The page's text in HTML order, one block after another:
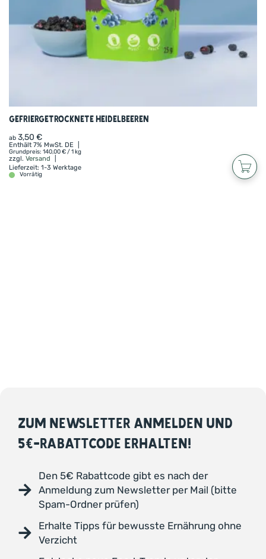
Gefriergetrocknete Heidelbeeren
ab 3,50 €
Enthält 7% MwSt. DE
Grundpreis: 140,00€/ 1 kg
zzgl. Versand
Lieferzeit: 1-3 Werktage
Vorrätig
ZUM NEWSLETTER ANMELDEN UND
5€-RABATTCODE ERHALTEN!
Den 5€ Rabattcode gibt es nach der
Anmeldung zum Newsletter per Mail (bitte
Spam-Ordner prüfen)
Erhalte Tipps für bewusste Ernährung ohne
Verzicht